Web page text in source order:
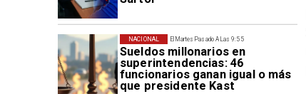
El Martes Pasado A Las 9:55
Sueldos millonarios en
superintendencias: 46
funcionarios ganan igual o más
que presidente Kast
NACIONAL